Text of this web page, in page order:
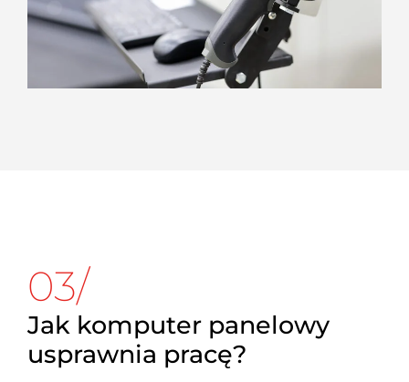
03/
Jak komputer panelowy
usprawnia pracę?